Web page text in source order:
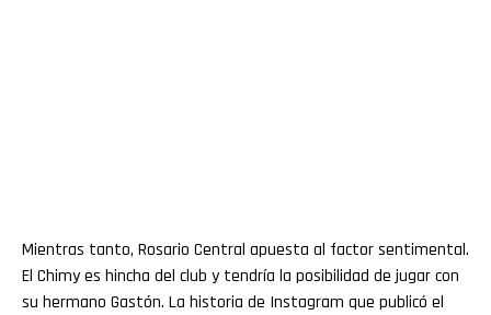
Mientras tanto, Rosario Central apuesta al factor sentimental.
El Chimy es hincha del club y tendría la posibilidad de jugar con
su hermano Gastón. La historia de Instagram que publicó el